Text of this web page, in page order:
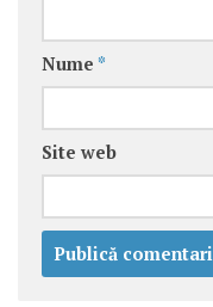
Nume *
Site web